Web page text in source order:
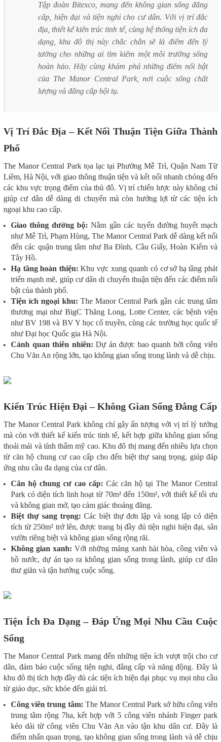
Tập đoàn Bitexco, mang đến không gian sống đẳng
cấp, hiện đại và tiện nghi cho cư dân. Với vị trí đắc
địa, thiết kế kiến trúc tinh tế, cùng hệ thống tiện ích đa
dạng, khu đô thị này chắc chắn sẽ là điểm đến lý
tưởng cho những ai tìm kiếm một môi trường sống
hoàn hảo. Hãy cùng khám phá những điểm nổi bật
của The Manor Central Park, nơi cuộc sống chất
lượng và đẳng cấp hội tụ.
Vị Trí Đắc Địa – Kết Nối Thuận Tiện Giữa Thành
Phố
The Manor Central Park tọa lạc tại Phường Mễ Trì, Quận Nam Từ
Liêm, Hà Nội, với giao thông thuận tiện và kết nối nhanh chóng đến
các khu vực trọng điểm của thủ đô. Vị trí chiến lược này không chỉ
giúp cư dân dễ dàng di chuyển mà còn hưởng lợi từ các tiện ích
ngoại khu cao cấp.
Giao thông đường bộ: Nằm gần các tuyến đường huyết mạch
như Mễ Trì, Phạm Hùng, The Manor Central Park dễ dàng kết nối
đến các quận trung tâm như Ba Đình, Cầu Giấy, Hoàn Kiếm và
Tây Hồ.
Hạ tầng hoàn thiện: Khu vực xung quanh có cơ sở hạ tầng phát
triển mạnh mẽ, giúp cư dân di chuyển thuận tiện đến các điểm nổi
bật của thành phố.
Tiện ích ngoại khu: The Manor Central Park gần các trung tâm
thương mại như BigC Thăng Long, Lotte Center, các bệnh viện
như BV 198 và BV Y học cổ truyền, cùng các trường học quốc tế
như Đại học Quốc gia Hà Nội.
Cảnh quan thiên nhiên: Dự án được bao quanh bởi công viên
Chu Văn An rộng lớn, tạo không gian sống trong lành và dễ chịu.
Kiến Trúc Hiện Đại – Không Gian Sống Đẳng Cấp
The Manor Central Park không chỉ gây ấn tượng với vị trí lý tưởng
mà còn với thiết kế kiến trúc tinh tế, kết hợp giữa không gian sống
thoải mái và tính thẩm mỹ cao. Khu đô thị mang đến nhiều lựa chọn
từ căn hộ chung cư cao cấp cho đến biệt thự sang trọng, giúp đáp
ứng nhu cầu đa dạng của cư dân.
Căn hộ chung cư cao cấp: Các căn hộ tại The Manor Central
Park có diện tích linh hoạt từ 70m² đến 150m², với thiết kế tối ưu
và không gian mở, tạo cảm giác thoáng đãng.
Biệt thự sang trọng: Các biệt thự đơn lập và song lập có diện
tích từ 250m² trở lên, được trang bị đầy đủ tiện nghi hiện đại, sân
vườn riêng biệt và không gian sống rộng rãi.
Không gian xanh: Với những mảng xanh hài hòa, công viên và
hồ nước, dự án tạo ra không gian sống trong lành, giúp cư dân
thư giãn và tận hưởng cuộc sống.
Tiện Ích Đa Dạng – Đáp Ứng Mọi Nhu Cầu Cuộc
Sống
The Manor Central Park mang đến những tiện ích vượt trội cho cư
dân, đảm bảo cuộc sống tiện nghi, đẳng cấp và năng động. Đây là
khu đô thị tích hợp đầy đủ các tiện ích hiện đại phục vụ mọi nhu cầu
từ giáo dục, sức khỏe đến giải trí.
Công viên trung tâm: The Manor Central Park sở hữu công viên
trung tâm rộng 7ha, kết hợp với 5 công viên nhánh Finger park
kéo dài từ công viên Chu Văn An vào tận khu dân cư. Đây là
điểm nhấn quan trọng, tạo không gian sống trong lành và dễ chịu